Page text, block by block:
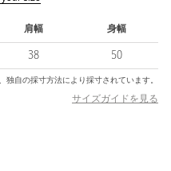
ュアルな着こなしも◎
肩幅 身幅
38 50
独自の採寸方法により採寸されています。
サイズガイドを見る